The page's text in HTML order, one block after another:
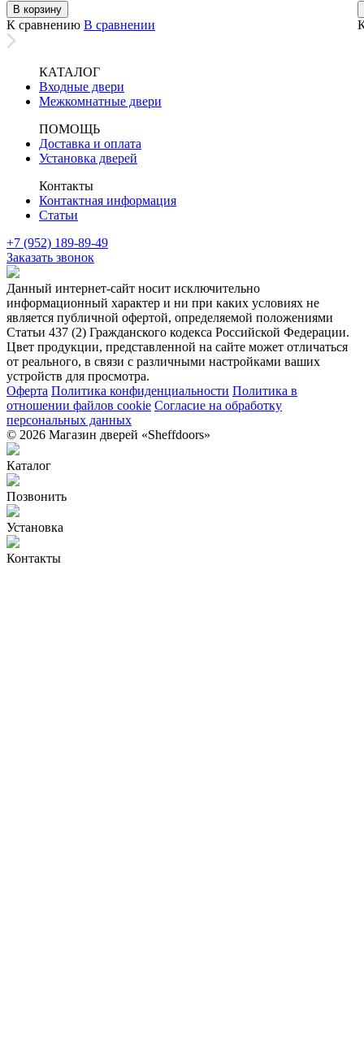
В корзину
К сравнению В сравнении
КАТАЛОГ
Входные двери
Межкомнатные двери
ПОМОЩЬ
Доставка и оплата
Установка дверей
Контакты
Контактная информация
Статьи
+7 (952) 189-89-49
Заказать звонок
Данный интернет-сайт носит исключительно
информационный характер и ни при каких условиях не
является публичной офертой, определяемой положениями
Статьи 437 (2) Гражданского кодекса Российской Федерации.
Цвет продукции, представленной на сайте может отличаться
от реального, в связи с различными настройками ваших
устройств для просмотра.
Оферта Политика конфиденциальности Политика в
отношении файлов cookie Согласие на обработку
персональных данных
© 2026 Магазин дверей «Sheffdoors»
Каталог
Позвонить
Установка
Контакты